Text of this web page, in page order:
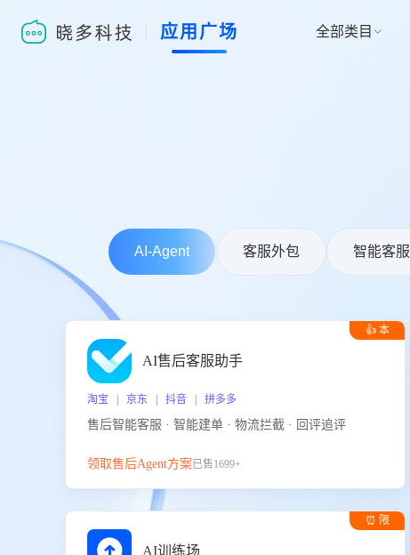
应用广场 全部类目 
AI-Agent 客服外包 智能客服
👍 本
AI售后客服助手
淘宝 | 京东 | 抖音 | 拼多多
售后智能客服 · 智能建单 · 物流拦截 · 回评追评
领取售后Agent方案已售1699+
⏰ 限
AI训练场